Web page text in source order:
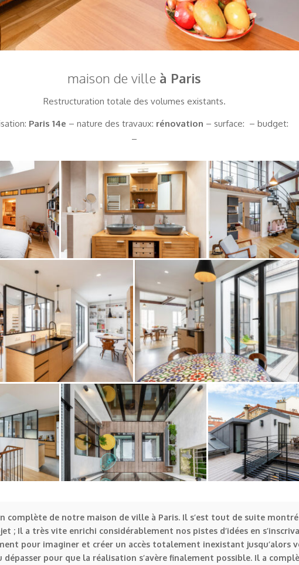
maison de ville à Paris
Restructuration totale des volumes existants.
Paris 14e – nature des travaux: rénovation – surface: – budget:
–
complète de notre maison de ville à Paris. Il s’est tout de suite
; Il a très vite enrichi considérablement nos pistes d’idées en
pour imaginer et créer un accès totalement inexistant jusqu’alors
pour que la réalisation s’avère finalement possible. Il a